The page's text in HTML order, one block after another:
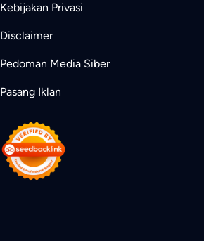
Kebijakan Privasi
Disclaimer
Pedoman Media Siber
Pasang Iklan